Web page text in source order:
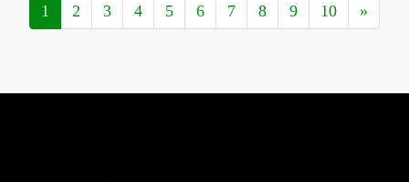
1 2 3 4 5 6 7 8 9 10 »